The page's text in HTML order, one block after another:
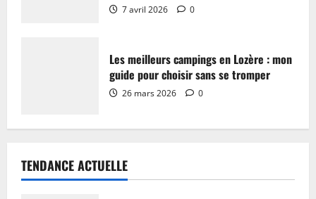
7 avril 2026 0
Les meilleurs campings en Lozère : mon
guide pour choisir sans se tromper
26 mars 2026 0
TENDANCE ACTUELLE